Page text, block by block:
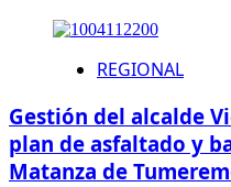
REGIONAL
Gestión del alcalde
plan de asfaltado y
Matanza de